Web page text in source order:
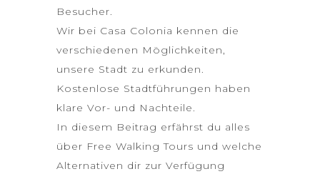
Besucher.
Wir bei Casa Colonia kennen die
verschiedenen Möglichkeiten,
unsere Stadt zu erkunden.
Kostenlose Stadtführungen haben
klare Vor- und Nachteile.
In diesem Beitrag erfährst du alles
über Free Walking Tours und welche
Alternativen dir zur Verfügung